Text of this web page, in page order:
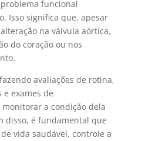
funcional
Isso significa que, apesar
na válvula aórtica,
do coração ou nos
avaliações de rotina,
e exames de
a condição dela
disso, é fundamental que
vida saudável, controle a